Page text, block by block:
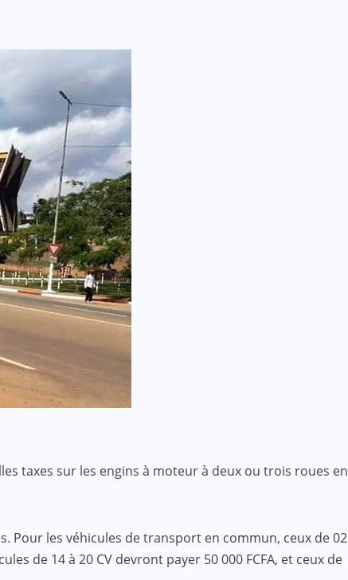
taxes sur les engins à moteur à deux ou trois roues en
Pour les véhicules de transport en commun, ceux de 02
de 14 à 20 CV devront payer 50 000 FCFA, et ceux de